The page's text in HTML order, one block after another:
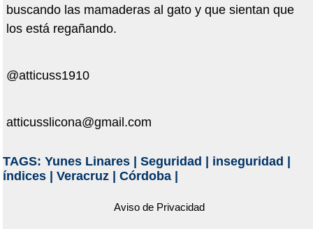
buscando las mamaderas al gato y que sientan que
los está regañando.
@atticuss1910
atticusslicona@gmail.com
TAGS: Yunes Linares| Seguridad inseguridad
índices| Veracruz| Córdoba|
Aviso de Privacidad